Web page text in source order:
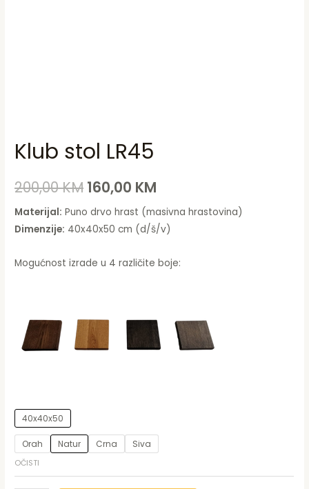
Klub stol LR45
200,00KM 160,00 KM
Materijal: Puno drvo hrast (masivna hrastovina)
Dimenzije: 40x40x50 cm (d/š/v)
Mogućnost izrade u 4 različite boje:
40x40x50
Orah Natur Crna Siva
OČISTI